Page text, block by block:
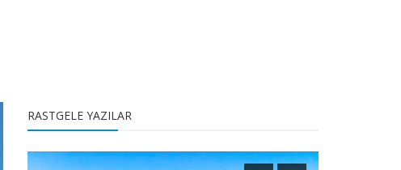
RASTGELE YAZILAR